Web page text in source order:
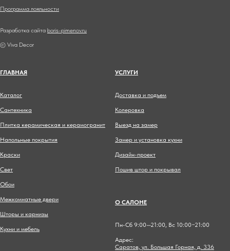
Программа лояльности
Разработка сайта boris-pimenov.ru
© Viva Decor
ГЛАВНАЯ
Каталог
Сантехника
Плитка керамическая и керамогранит
Напольные покрытия
Краски
Свет
Обои
Межкомнатные двери
Шторы и карнизы
Кухни и мебель
УСЛУГИ
Доставка и подъем
Колеровка
Выезд на замер
Замер и установка кухни
Дизайн-проект
Пошив штор и покрывал
О САЛОНЕ
Пн-Сб 9:00—21:00, Вс 10:00−21:00
Адрес:
Саратов, ул. Большая Горная, д. 336